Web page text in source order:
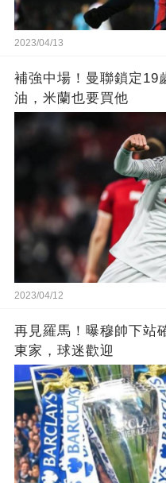
2023/04/13
補強中場！曼聯鎖定19
油，米蘭也要買他
2023/04/12
再見羅馬！曝穆帥下站
東家，球迷歡迎